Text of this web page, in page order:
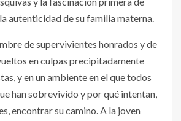
autenticidad de su familia materna.
de supervivientes honrados y de
en culpas precipitadamente
y en un ambiente en el que todos
han sobrevivido y por qué intentan,
encontrar su camino. A la joven